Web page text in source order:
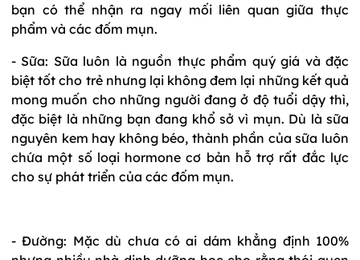
bạn có thể nhận ra ngay mối liên quan giữa thực
phẩm và các đốm mụn.
- Sữa: Sữa luôn là nguồn thực phẩm quý giá và đặc
biệt tốt cho trẻ nhưng lại không đem lại những kết quả
mong muốn cho những người đang ở độ tuổi dậy thì,
đặc biệt là những bạn đang khổ sở vì mụn. Dù là sữa
nguyên kem hay không béo, thành phần của sữa luôn
chứa một số loại hormone cơ bản hỗ trợ rất đắc lực
cho sự phát triển của các đốm mụn.
- Đường: Mặc dù chưa có ai dám khẳng định 100%